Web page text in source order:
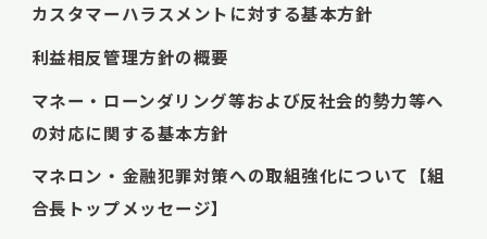
カスタマーハラスメントに対する基本方針
利益相反管理方針の概要
マネー・ローンダリング等および反社会的勢力等へ
の対応に関する基本方針
マネロン・金融犯罪対策への取組強化について【組
合長トップメッセージ】